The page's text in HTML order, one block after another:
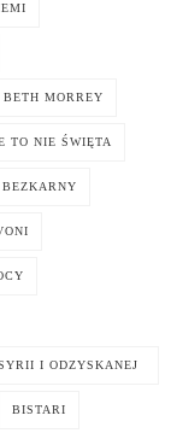
BETH MORREY
TO NIE ŚWIĘTA
BEZKARNY
I ODZYSKANEJ
BISTARI